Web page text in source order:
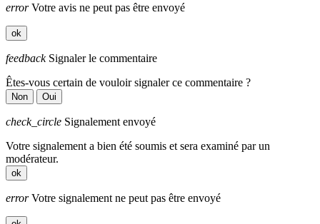
errorVotre avis ne peut pas être envoyé
ok
feedbackSignaler le commentaire
Êtes-vous certain de vouloir signaler ce commentaire ?
Non Oui
check_circle Signalement envoyé
Votre signalement a bien été soumis et sera examiné par un
modérateur.
ok
errorVotre signalement ne peut pas être envoyé